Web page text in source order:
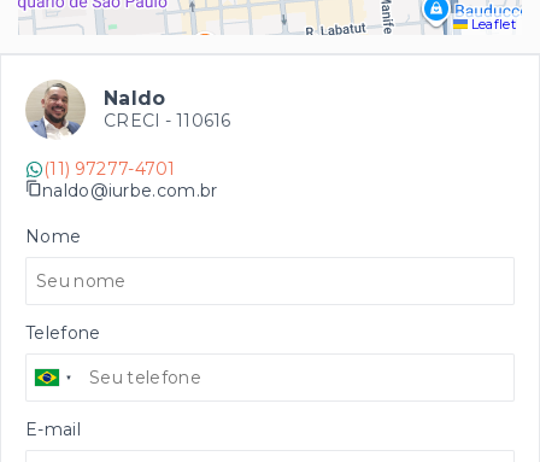
Leaflet
Naldo
CRECI - 110616
(11) 97277-4701
naldo@iurbe.com.br
Nome
Telefone
E-mail